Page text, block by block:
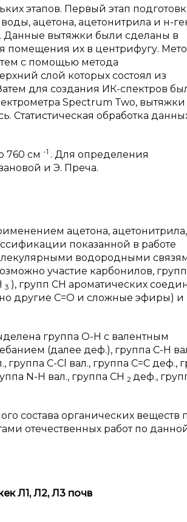
этапов. Первый этап
ацетона, ацетонитрила и н-
Данные вытяжки были сделаны в
помещения их в центрифугу.
с помощью метода
слой которых состоял из
для создания ИК-спектров
Spectrum Two, вытяжки
Статистическая обработка
760 см -1 . Для определения
и Э. Преча.
ацетона,
показанной в работе
водородными
участие карбонилов,
3 ), групп CH ароматических
другие С=О и сложные эфиры) и
группа О-Н с валентным
(далее деф.), группа С-Н
группа С-Сl вал., группа С=С деф.,
N-H вал., группа СН 2 деф.,
состава органических веществ
отечественных работ по
Л1, Л2, Л3 почв